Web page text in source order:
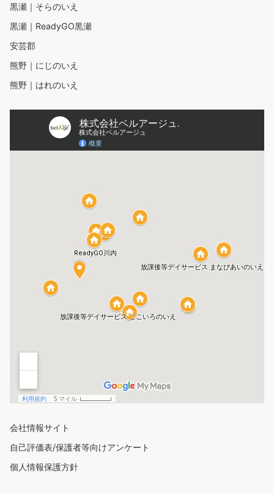
黒瀬｜そらのいえ
黒瀬｜ReadyGO黒瀬
安芸郡
熊野｜にじのいえ
熊野｜はれのいえ
会社情報サイト
自己評価表/保護者等向けアンケート
個人情報保護方針